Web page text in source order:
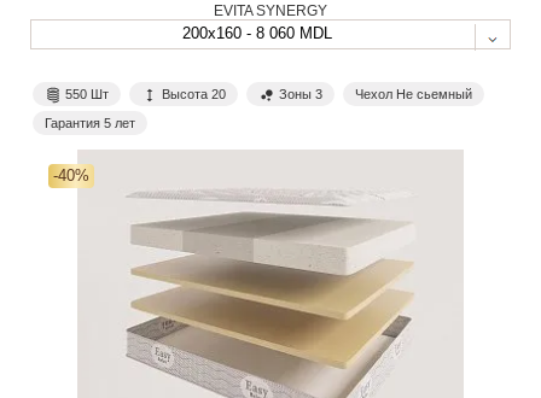
EVITA SYNERGY
200x160 - 8 060 MDL
550 Шт Высота 20 Зоны 3
Чехол Не сьемный
Гарантия 5 лет
-40%